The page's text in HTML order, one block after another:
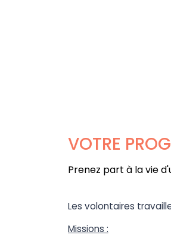
VOTRE
Prenez part à la vie
Les volontaires
Missions :